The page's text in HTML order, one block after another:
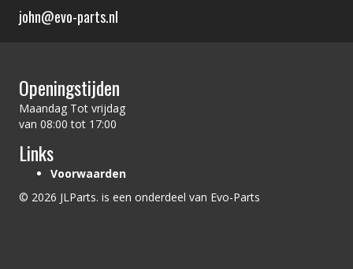
john@evo-parts.nl
Openingstijden
Maandag Tot vrijdag
van 08:00 tot 17:00
Links
Voorwaarden
© 2026 JLParts. is een onderdeel van Evo-Parts